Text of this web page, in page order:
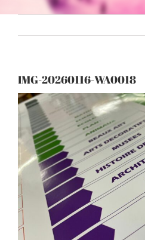
IMG-20260116-WA0018